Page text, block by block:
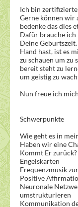
Ich bin
Gerne können wir
bedenke das dies
Dafür brauche
Deine
Hand hast, ist es
zu schauen um zu
bereit steht zu
um geistig zu
Nun freue ich
Schwerpunkte
Wie geht es in
Haben wir eine
Kommt Er zurück?
Engelskarten
Frequenzmusik
Positive
Neuronale
umstrukturieren
Kommunikation